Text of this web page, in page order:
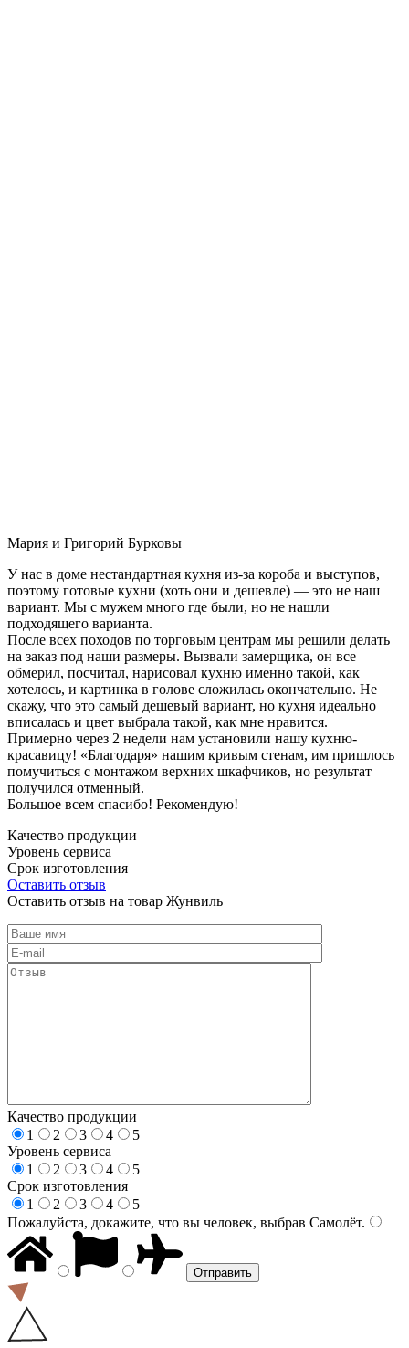
Мария и Григорий Бурковы
У нас в доме нестандартная кухня из-за короба и выступов,
поэтому готовые кухни (хоть они и дешевле) — это не наш
вариант. Мы с мужем много где были, но не нашли
подходящего варианта.
После всех походов по торговым центрам мы решили делать
на заказ под наши размеры. Вызвали замерщика, он все
обмерил, посчитал, нарисовал кухню именно такой, как
хотелось, и картинка в голове сложилась окончательно. Не
скажу, что это самый дешевый вариант, но кухня идеально
вписалась и цвет выбрала такой, как мне нравится.
Примерно через 2 недели нам установили нашу кухню-
красавицу! «Благодаря» нашим кривым стенам, им пришлось
помучиться с монтажом верхних шкафчиков, но результат
получился отменный.
Большое всем спасибо! Рекомендую!
Качество продукции
Уровень сервиса
Срок изготовления
Оставить отзыв
Оставить отзыв на товар Жунвиль
Качество продукции
1
2 3 4
5
Уровень сервиса
1
2 3 4
5
Срок изготовления
1
2 3 4
5
Пожалуйста, докажите, что вы человек, выбрав Самолёт.